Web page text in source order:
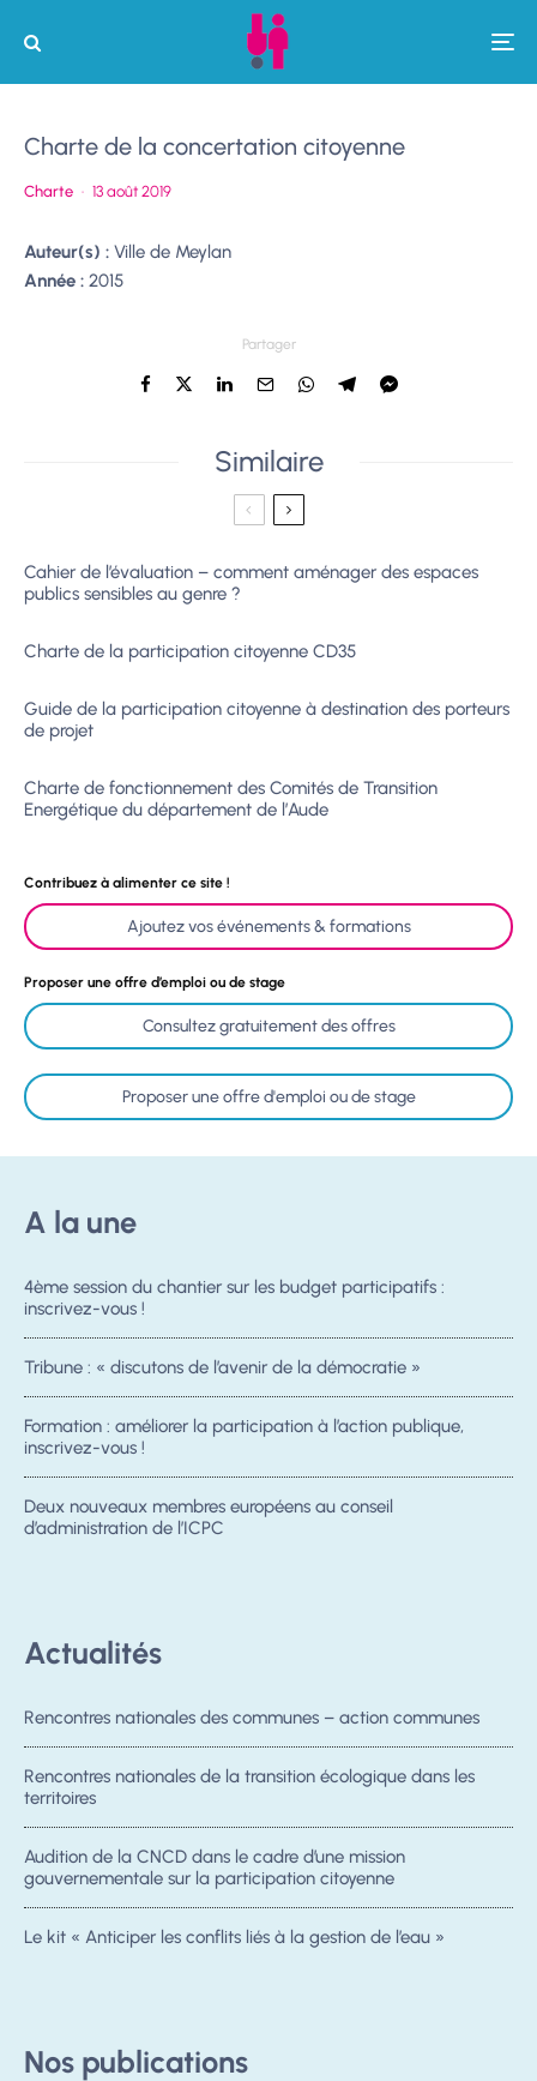
Charte de la concertation citoyenne
Charte · 13 août 2019
Auteur(s) : Ville de Meylan
Année : 2015
Partager
Similaire
Cahier de l’évaluation – comment aménager des espaces
publics sensibles au genre ?
Charte de la participation citoyenne CD35
Guide de la participation citoyenne à destination des porteurs
de projet
Charte de fonctionnement des Comités de Transition
Energétique du département de l’Aude
Contribuez à alimenter ce site !
Ajoutez vos événements & formations
Proposer une offre d’emploi ou de stage
Consultez gratuitement des offres
Proposer une offre d'emploi ou de stage
A la une
4ème session du chantier sur les budget participatifs :
inscrivez-vous !
Tribune : « discutons de l’avenir de la démocratie »
Formation : améliorer la participation à l’action publique,
inscrivez-vous !
Deux nouveaux membres européens au conseil
d’administration de l’ICPC
Actualités
Rencontres nationales des communes – action communes
Rencontres nationales de la transition écologique dans les
territoires
Audition de la CNCD dans le cadre d’une mission
gouvernementale sur la participation citoyenne
Le kit « Anticiper les conflits liés à la gestion de l’eau »
Nos publications